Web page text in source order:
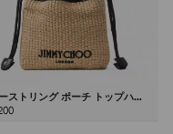
ストリング ポーチ トップハン